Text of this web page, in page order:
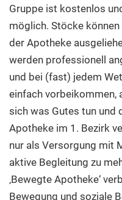
Gruppe ist kostenlos
möglich. Stöcke
der Apotheke
werden professionell
und bei (fast) jedem
einfach vorbeikommen,
sich was Gutes tun und
Apotheke im 1. Bezirk
nur als Versorgung mit
aktive Begleitung zu
‚Bewegte Apotheke‘
Bewegung und soziale